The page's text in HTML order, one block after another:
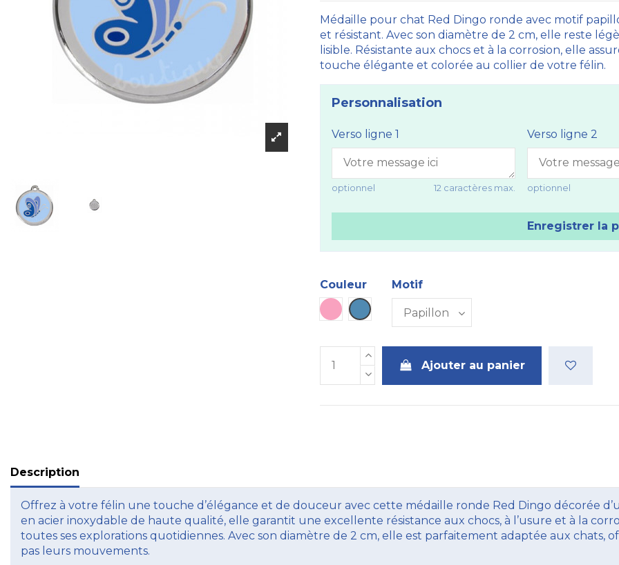
Médaille pour chat Red Dingo ronde avec motif
et résistant. Avec son diamètre de 2 cm, elle reste
lisible. Résistante aux chocs et à la corrosion, elle
touche élégante et colorée au collier de votre félin.
Personnalisation
Verso ligne 1
optionnel 12 caractères max.
Verso ligne 2
optionnel
Enregistrer la
Couleur
Rose
Bleu
Motif
Ajouter au panier
Description
Offrez à votre félin une touche d’élégance et de douceur avec cette médaille ronde Red Dingo décorée
en acier inoxydable de haute qualité, elle garantit une excellente résistance aux chocs, à l’usure et à la
toutes ses explorations quotidiennes. Avec son diamètre de 2 cm, elle est parfaitement adaptée aux
pas leurs mouvements.